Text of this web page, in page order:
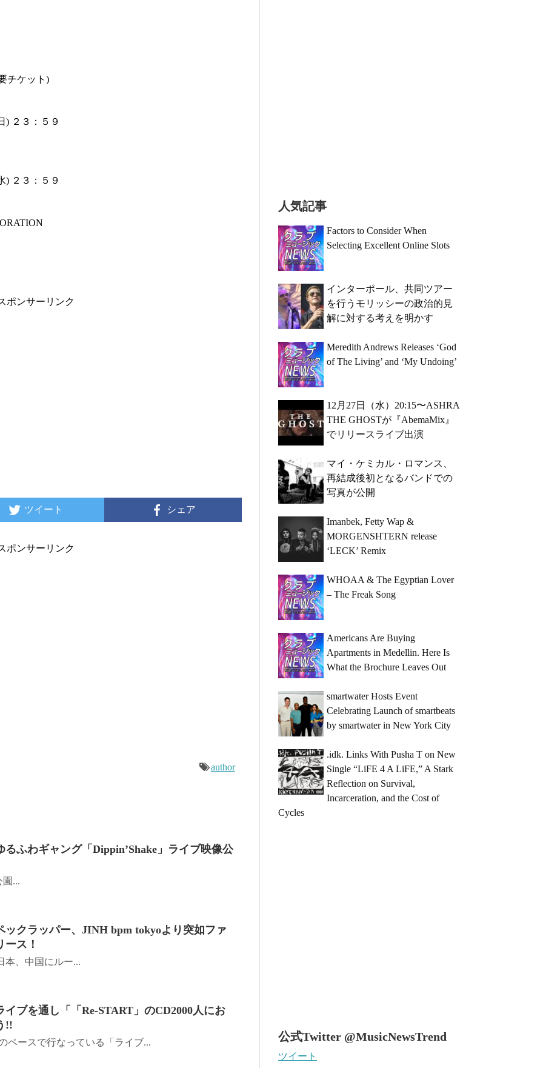
チケット)
) ２３：５９
) ２３：５９
ポンサーリンク
ツイート シェア
ポンサーリンク
author
ふわギャング「Dippin’Shake」ライブ映像公
...
ックラッパー、JINH bpm tokyoより突如ファ
ス！
本、中国にルー...
ブを通し「「Re-START」のCD2000人にお
!!
ペースで行なっている「ライブ...
人気記事
Factors to Consider When
Selecting Excellent Online Slots
インターポール、共同ツアー
を行うモリッシーの政治的見
解に対する考えを明かす
Meredith Andrews Releases ‘God
of The Living’ and ‘My Undoing’
12月27日（水）20:15〜ASHRA
THE GHOSTが『AbemaMix』
でリリースライブ出演
マイ・ケミカル・ロマンス、
再結成後初となるバンドでの
写真が公開
Imanbek, Fetty Wap &
MORGENSHTERN release
‘LECK’ Remix
WHOAA & The Egyptian Lover
– The Freak Song
Americans Are Buying
Apartments in Medellin. Here Is
What the Brochure Leaves Out
smartwater Hosts Event
Celebrating Launch of smartbeats
by smartwater in New York City
.idk. Links With Pusha T on New
Single “LiFE 4 A LiFE,” A Stark
Reflection on Survival,
Incarceration, and the Cost of
Cycles
公式Twitter @MusicNewsTrend
ツイート